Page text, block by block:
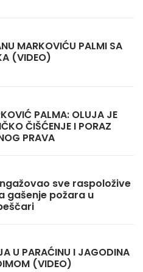
MARKOVIĆU PALMI SA
(VIDEO)
PALMA: OLUJA JE
ČIŠĆENJE I PORAZ
PRAVA
sve raspoložive
gašenje požara u
U PARAĆINU I JAGODINA
(VIDEO)